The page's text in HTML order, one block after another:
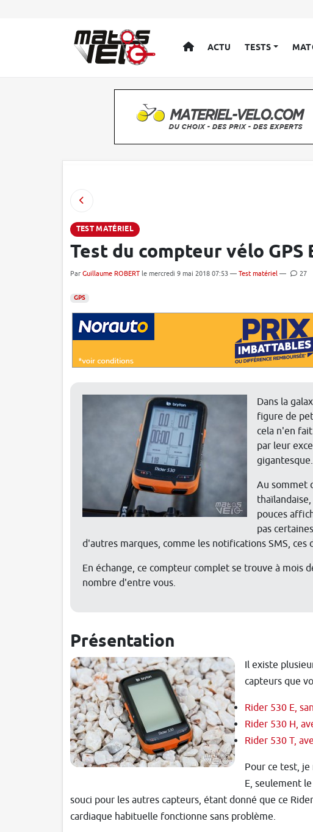
ACCUEIL
ACTU TESTS
TEST MATÉRIEL
Test du compteur vélo
Par Guillaume ROBERT le mercredi 9 mai 2018 07:53 — Test matériel — 27
GPS
Dans la
figure de
cela n'en
par leur
gigantesque.
Au sommet
pouces
pas
d'autres marques, comme les notifications SMS,
En échange, ce compteur complet se trouve à mois
nombre d'entre vous.
Présentation
Il existe
capteurs que
Rider 530 E,
Rider 530 H,
Rider 530 T,
Pour ce test,
E, seulement
souci pour les autres capteurs, étant donné que ce
cardiaque habituelle fonctionne sans problème.